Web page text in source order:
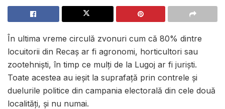
În ultima vreme circulă zvonuri cum că 80% dintre
locuitorii din Recaș ar fi agronomi, horticultori sau
zootehniști, în timp ce mulți de la Lugoj ar fi juriști.
Toate acestea au ieșit la suprafață prin contrele și
duelurile politice din campania electorală din cele două
localități, și nu numai.